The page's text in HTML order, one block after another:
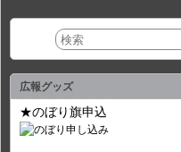
広報グッズ
★のぼり旗申込